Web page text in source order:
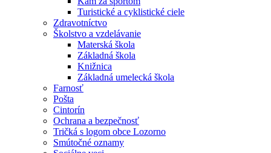
Turistické a cyklistické ciele
Zdravotníctvo
Školstvo a vzdelávanie
Materská škola
Základná škola
Knižnica
Základná umelecká škola
Farnosť
Pošta
Cintorín
Ochrana a bezpečnosť
Tričká s logom obce Lozorno
Smútočné oznamy